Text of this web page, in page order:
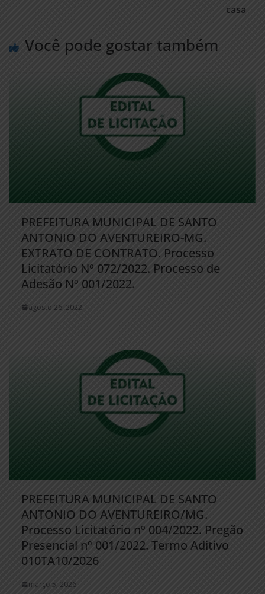
casa
Você pode gostar também
PREFEITURA MUNICIPAL DE SANTO
ANTONIO DO AVENTUREIRO-MG.
EXTRATO DE CONTRATO. Processo
Licitatório Nº 072/2022. Processo de
Adesão Nº 001/2022.
agosto 26, 2022
PREFEITURA MUNICIPAL DE SANTO
ANTONIO DO AVENTUREIRO/MG.
Processo Licitatório nº 004/2022. Pregão
Presencial nº 001/2022. Termo Aditivo
010TA10/2026
março 5, 2026